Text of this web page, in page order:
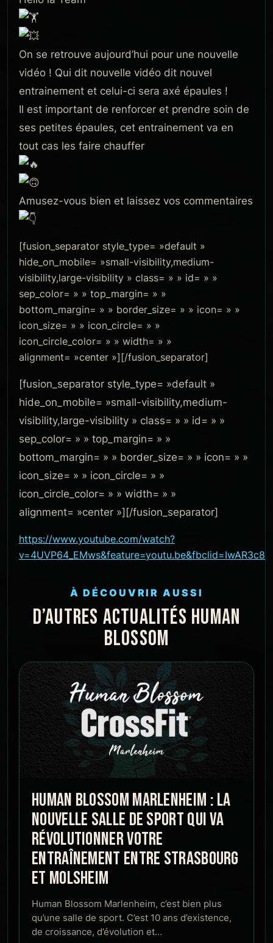
On se retrouve aujourd’hui pour une nouvelle
vidéo ! Qui dit nouvelle vidéo dit nouvel
entrainement et celui-ci sera axé épaules !
Il est important de renforcer et prendre soin de
ses petites épaules, cet entrainement va en
tout cas les faire chauffer
Amusez-vous bien et laissez vos commentaires
[fusion_separator style_type= »default »
hide_on_mobile= »small-visibility,medium-
visibility,large-visibility » class= » » id= » »
sep_color= » » top_margin= » »
bottom_margin= » » border_size= » » icon= » »
icon_size= » » icon_circle= » »
icon_circle_color= » » width= » »
alignment= »center »][/fusion_separator]
[fusion_separator style_type= »default »
hide_on_mobile= »small-visibility,medium-
visibility,large-visibility » class= » » id= » »
sep_color= » » top_margin= » »
bottom_margin= » » border_size= » » icon= » »
icon_size= » » icon_circle= » »
icon_circle_color= » » width= » »
alignment= »center »][/fusion_separator]
https://www.youtube.com/watch?
À DÉCOUVRIR AUSSI
D’AUTRES ACTUALITÉS HUMAN
BLOSSOM
HUMAN BLOSSOM MARLENHEIM : LA
NOUVELLE SALLE DE SPORT QUI VA
RÉVOLUTIONNER VOTRE
ENTRAÎNEMENT ENTRE STRASBOURG
ET MOLSHEIM
Human Blossom Marlenheim, c’est bien plus
qu’une salle de sport. C’est 10 ans d’existence,
de croissance, d’évolution et…